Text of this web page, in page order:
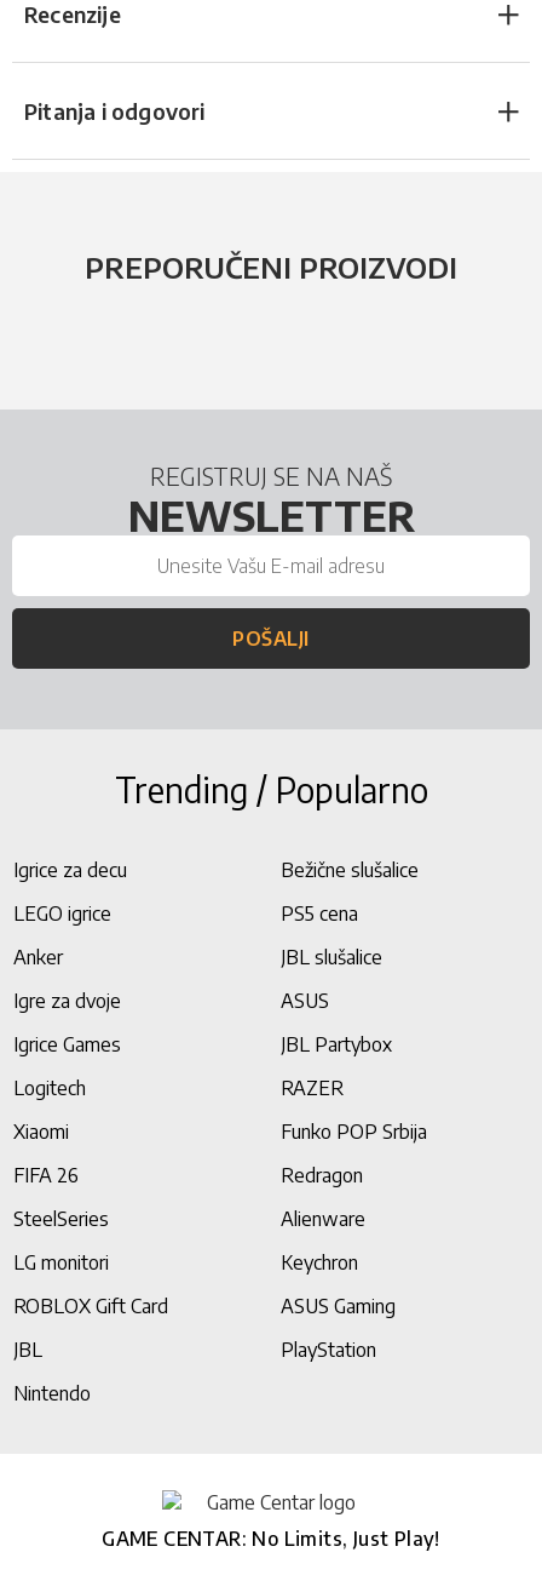
Recenzije
Pitanja i odgovori
PREPORUČENI PROIZVODI
REGISTRUJ SE NA NAŠ
NEWSLETTER
POŠALJI
Trending / Popularno
Igrice za decu
Bežične slušalice
LEGO igrice
PS5 cena
Anker
JBL slušalice
Igre za dvoje
ASUS
Igrice Games
JBL Partybox
Logitech
RAZER
Xiaomi
Funko POP Srbija
FIFA 26
Redragon
SteelSeries
Alienware
LG monitori
Keychron
ROBLOX Gift Card
ASUS Gaming
JBL
PlayStation
Nintendo
GAME CENTAR: No Limits, Just Play!